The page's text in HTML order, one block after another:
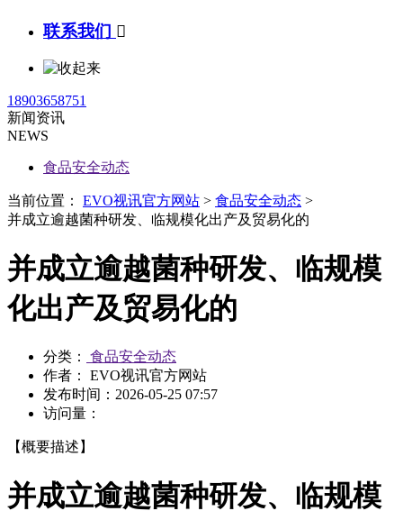
联系我们 
18903658751
新闻资讯
NEWS
食品安全动态
当前位置： EVO视讯官方网站 > 食品安全动态 >
并成立逾越菌种研发、临规模化出产及贸易化的
并成立逾越菌种研发、临规模
化出产及贸易化的
分类：
食品安全动态
作者： EVO视讯官方网站
发布时间： 2026-05-25 07:57
访问量：
【概要描述】
并成立逾越菌种研发、临规模